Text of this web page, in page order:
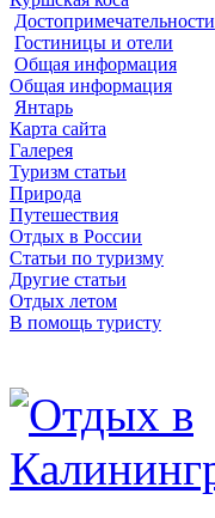
Достопримечательности
Гостиницы и отели
Общая информация
Общая информация
Янтарь
Карта сайта
Галерея
Туризм статьи
Природа
Путешествия
Отдых в России
Статьи по туризму
Другие статьи
Отдых летом
В помощь туристу